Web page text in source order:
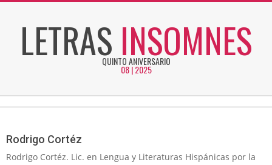
LETRAS INSOMNES
QUINTO ANIVERSARIO
08 | 2025
Rodrigo Cortéz
Rodrigo Cortéz. Lic. en Lengua y Literaturas Hispánicas por la